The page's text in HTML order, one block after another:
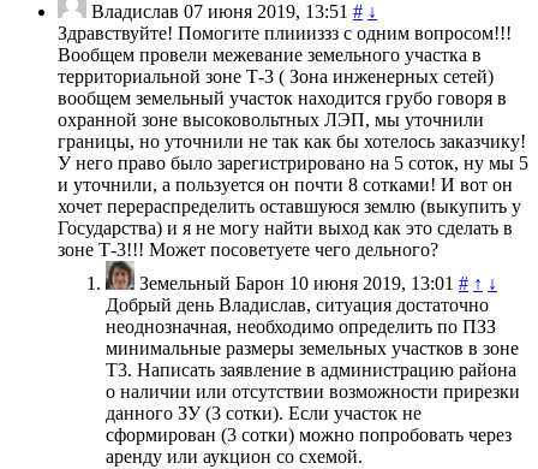
Владислав 07 июня 2019, 13:51 # ↓
Здравствуйте! Помогите плиииззз с одним вопросом!!!
Вообщем провели межевание земельного участка в
территориальной зоне Т-3 ( Зона инженерных сетей)
вообщем земельный участок находится грубо говоря в
охранной зоне высоковольтных ЛЭП, мы уточнили
границы, но уточнили не так как бы хотелось заказчику!
У него право было зарегистрировано на 5 соток, ну мы 5
и уточнили, а пользуется он почти 8 сотками! И вот он
хочет перераспределить оставшуюся землю (выкупить у
Государства) и я не могу найти выход как это сделать в
зоне Т-3!!! Может посоветуете чего дельного?
Земельный Барон 10 июня 2019, 13:01 # ↑ ↓
Добрый день Владислав, ситуация достаточно
неоднозначная, необходимо определить по ПЗЗ
минимальные размеры земельных участков в зоне
Т3. Написать заявление в администрацию района
о наличии или отсутствии возможности прирезки
данного ЗУ (3 сотки). Если участок не
сформирован (3 сотки) можно попробовать через
аренду или аукцион со схемой.